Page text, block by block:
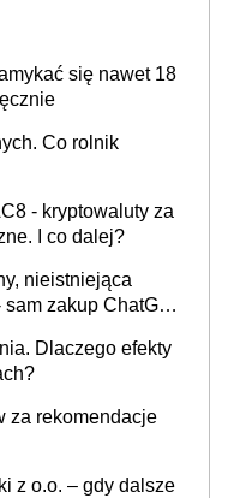
się nawet 18
Co rolnik
- kryptowaluty za
I co dalej?
nieistniejąca
zakup ChatGPT
Dlaczego efekty
za rekomendacje
z o.o. – gdy dalsze